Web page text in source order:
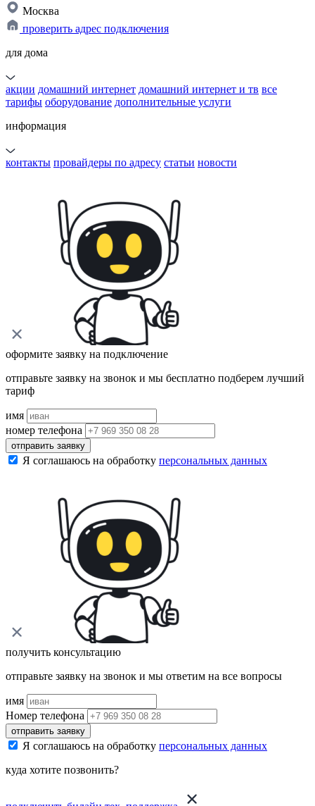
Москва
проверить адрес подключения
для дома
акции домашний интернет домашний интернет и тв все
тарифы оборудование дополнительные услуги
информация
контакты провайдеры по адресу статьи новости
оформите заявку на подключение
отправьте заявку на звонок и мы бесплатно подберем лучший
тариф
имя
номер телефона
отправить заявку
Я соглашаюсь на обработку персональных данных
получить консультацию
отправьте заявку на звонок и мы ответим на все вопросы
имя
Номер телефона
отправить заявку
Я соглашаюсь на обработку персональных данных
куда хотите позвонить?